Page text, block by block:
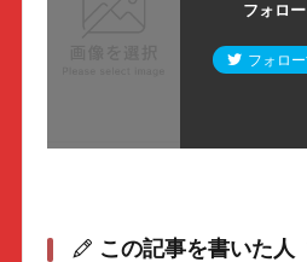
フォロ
フォロ
この記事を書いた人